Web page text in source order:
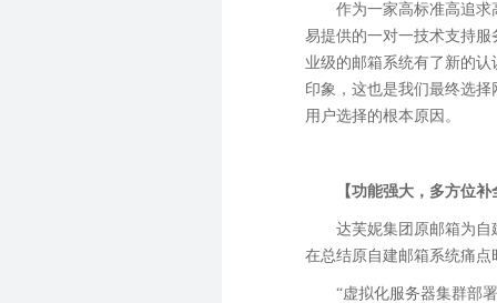
作为一家高标准高追
易提供的一对一技术支持
业级的邮箱系统有了新的
印象，这也是我们最终选
用户选择的根本原因。
【功能强大，多方位
达芙妮集团原邮箱为
在总结原自建邮箱系统痛
“虚拟化服务器集群部